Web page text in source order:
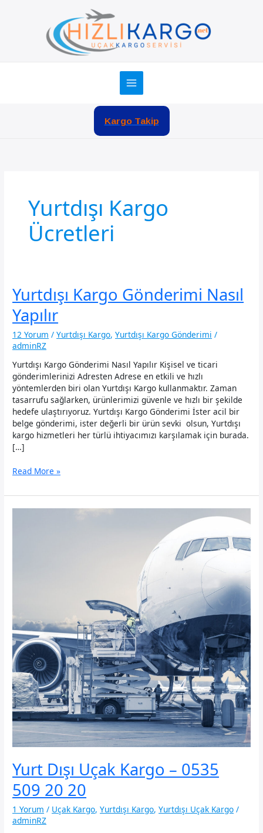
Kargo Takip
Yurtdışı Kargo
Ücretleri
Yurtdışı Kargo Gönderimi Nasıl
Yapılır
12 Yorum /Yurtdışı Kargo,Yurtdışı Kargo Gönderimi /
adminRZ
Yurtdışı Kargo Gönderimi Nasıl Yapılır Kişisel ve ticari
gönderimlerinizi Adresten Adrese en etkili ve hızlı
yöntemlerden biri olan Yurtdışı Kargo kullanmaktır. Zaman
tasarrufu sağlarken, ürünlerimizi güvenle ve hızlı bir şekilde
hedefe ulaştırıyoruz. Yurtdışı Kargo Gönderimi İster acil bir
belge gönderimi, ister değerli bir ürün sevki olsun, Yurtdışı
kargo hizmetleri her türlü ihtiyacımızı karşılamak için burada.
[…]
Yurtdışı
Gönderimi
Nasıl
Read More »
Yurt Dışı Uçak Kargo – 0535
509 20 20
1 Yorum / Uçak Kargo,Yurtdışı Kargo,Yurtdışı Uçak Kargo /
adminRZ